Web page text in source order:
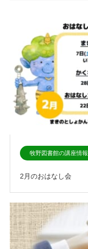
牧野図書館の講座情報
2月のおはなし会